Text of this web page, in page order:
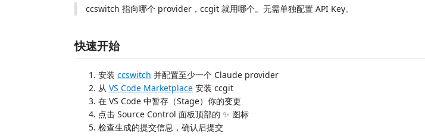
ccswitch 指向哪个 provider，ccgit 就用哪个。无需单独配置 API Key。
快速开始
安装 ccswitch 并配置至少一个 Claude provider
从 VS Code Marketplace 安装 ccgit
在 VS Code 中暂存（Stage）你的变更
点击 Source Control 面板顶部的 ✨ 图标
检查生成的提交信息，确认后提交